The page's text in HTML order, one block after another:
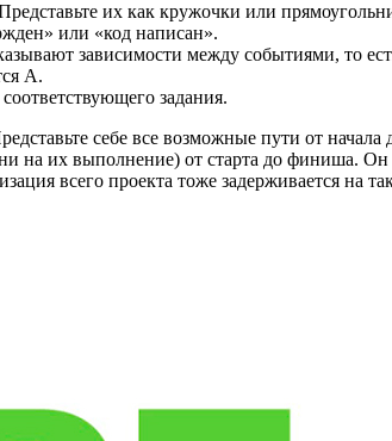
их как кружочки или
или «код написан».
зависимости между событиями, то
А.
задания.
себе все возможные пути от
на их выполнение) от старта до финиша.
всего проекта тоже задерживается на